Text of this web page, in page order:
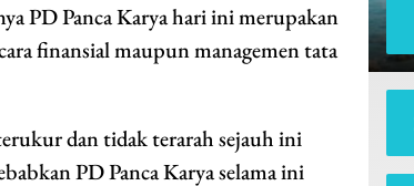
PD Panca Karya hari ini merupakan
finansial maupun managemen tata
dan tidak terarah sejauh ini
PD Panca Karya selama ini